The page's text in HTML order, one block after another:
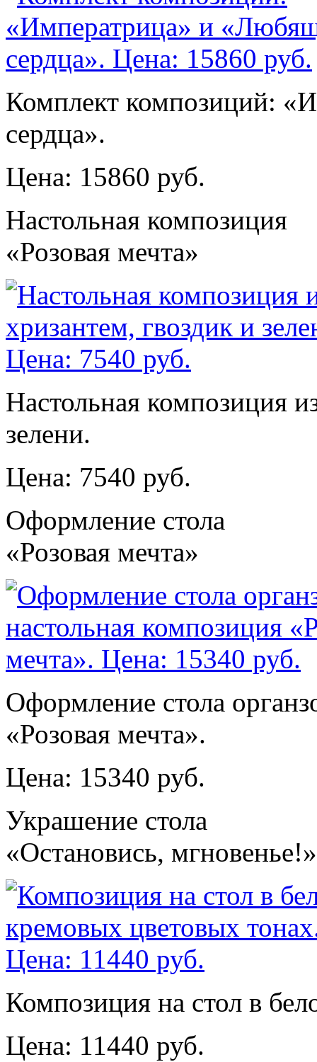
Комплект композиций:
сердца».
Цена: 15860 руб.
Настольная композиция
«Розовая мечта»
Настольная композиция
зелени.
Цена: 7540 руб.
Оформление стола
«Розовая мечта»
Оформление стола
«Розовая мечта».
Цена: 15340 руб.
Украшение стола
«Остановись, мгновенье!»
Композиция на стол в
Цена: 11440 руб.